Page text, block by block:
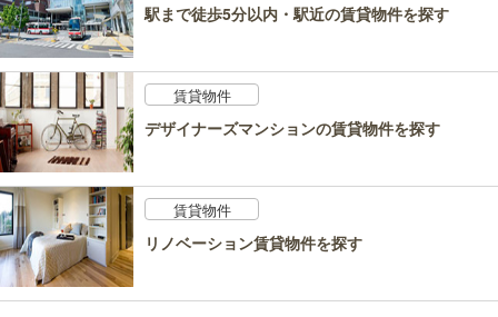
駅まで徒歩5分以内・駅近の賃貸物件を探す
賃貸物件
デザイナーズマンションの賃貸物件を探す
賃貸物件
リノベーション賃貸物件を探す